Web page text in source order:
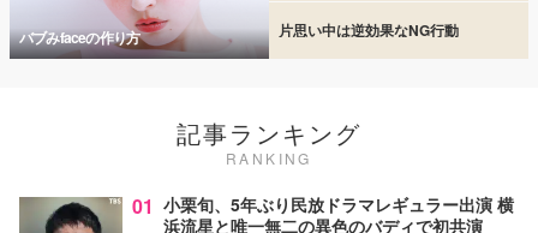
バブみfaceの作り方 片思い中は逆効果なNG行動
記事ランキング
RANKING
01 小栗旬、5年ぶり民放ドラマレギュラー出演 横
浜流星と唯一無二の異色のバディで初共演